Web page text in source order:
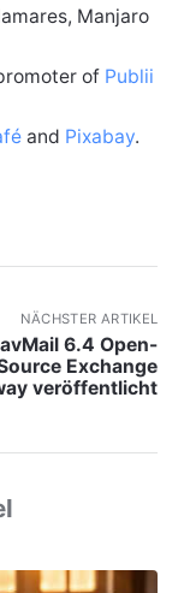
Manjaro
of Publii
and Pixabay.
NÄCHSTER ARTIKEL
6.4 Open-
Exchange
veröffentlicht